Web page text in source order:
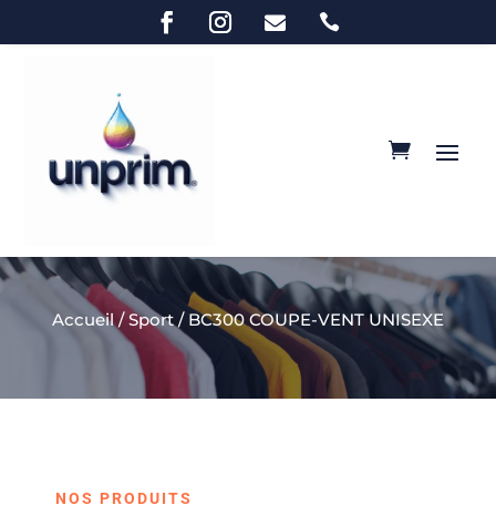
 
Accueil/Sport/ BC300 COUPE-VENT UNISEXE
NOS PRODUITS